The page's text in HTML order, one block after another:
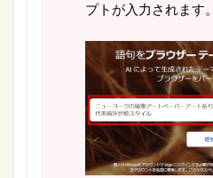
プトが入力されます。